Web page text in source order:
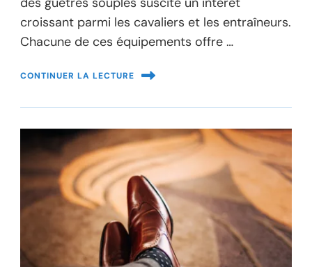
croissant parmi les cavaliers et les entraîneurs.
Chacune de ces équipements offre …
CONTINUER LA LECTURE